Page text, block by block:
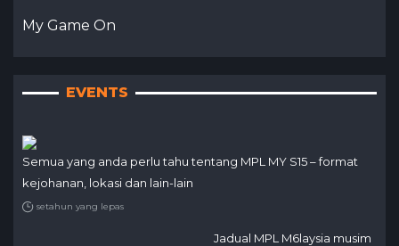
My Game On
EVENTS
Semua yang anda perlu tahu tentang MPL MY S15 – format
kejohanan, lokasi dan lain-lain
setahun yang lepas
Jadual MPL M6laysia musim